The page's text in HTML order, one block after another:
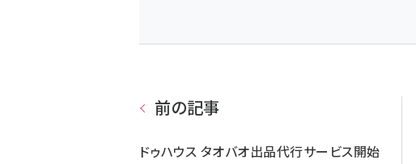
前の記事
ドゥハウス タオバオ出品代行サービス開始